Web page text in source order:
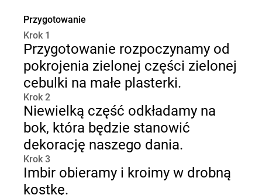
Przygotowanie
Krok 1
Przygotowanie rozpoczynamy od
pokrojenia zielonej części zielonej
cebulki na małe plasterki.
Krok 2
Niewielką część odkładamy na
bok, która będzie stanowić
dekorację naszego dania.
Krok 3
Imbir obieramy i kroimy w drobną
kostkę.